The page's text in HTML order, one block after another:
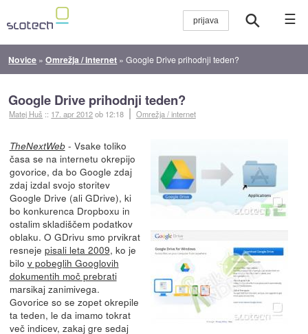
☰
Novice »Omrežja / internet »Google Drive prihodnji teden?
Google Drive prihodnji teden?
Matej Huš :: 17. apr 2012ob 12:18 Omrežja / internet
TheNextWeb- Vsake toliko
časa se na internetu okrepijo
govorice, da bo Google zdaj
zdaj izdal svojo storitev
Google Drive (ali GDrive), ki
bo konkurenca Dropboxu in
ostalim skladiščem podatkov
oblaku. O GDrivu smo prvikrat
resneje pisali leta 2009, ko je
bilo v pobeglih Googlovih
dokumentih moč prebrati
marsikaj zanimivega.
Govorice so se zopet okrepile
ta teden, le da imamo tokrat
več indicev, zakaj gre sedaj